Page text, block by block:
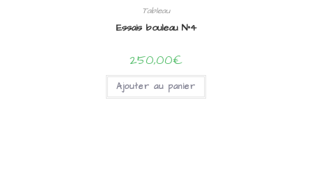
Tableau
Essais bouleau N°4
250,00€
Ajouter au panier